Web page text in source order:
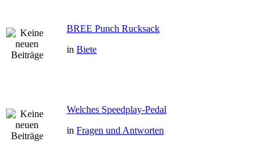
BREE Punch Rucksack
in Biete
Welches Speedplay-Pedal
in Fragen und Antworten